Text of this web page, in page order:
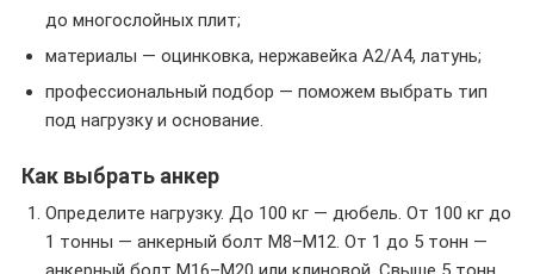
до многослойных плит;
материалы — оцинковка, нержавейка A2/A4, латунь;
профессиональный подбор — поможем выбрать тип
под нагрузку и основание.
Как выбрать анкер
Определите нагрузку. До 100 кг — дюбель. От 100 кг до
1 тонны — анкерный болт M8–M12. От 1 до 5 тонн —